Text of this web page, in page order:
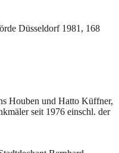
Düsseldorf 1981, 168
Houben und Hatto Küffner,
seit 1976 einschl. der